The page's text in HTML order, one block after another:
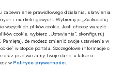
prawidłowego działania, ułatwienia
i marketingowych. Wybierając „Zaakceptuj
wszystkich plików cookie. Jeśli chcesz wyrazić
cookie, wybierz „Ustawienia”, skonfiguruj
Pamiętaj, że możesz zmienić swoje ustawienia w
w stopce portalu. Szczegółowe informacje o
przetwarzamy Twoje dane, a także o
wPolityce prywatności
bliskich – partnerów i
badanych wskazało jako
zmiany, jest tak